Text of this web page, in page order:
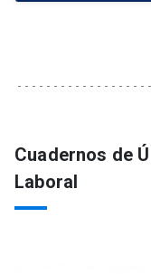
Cuadernos de
Laboral